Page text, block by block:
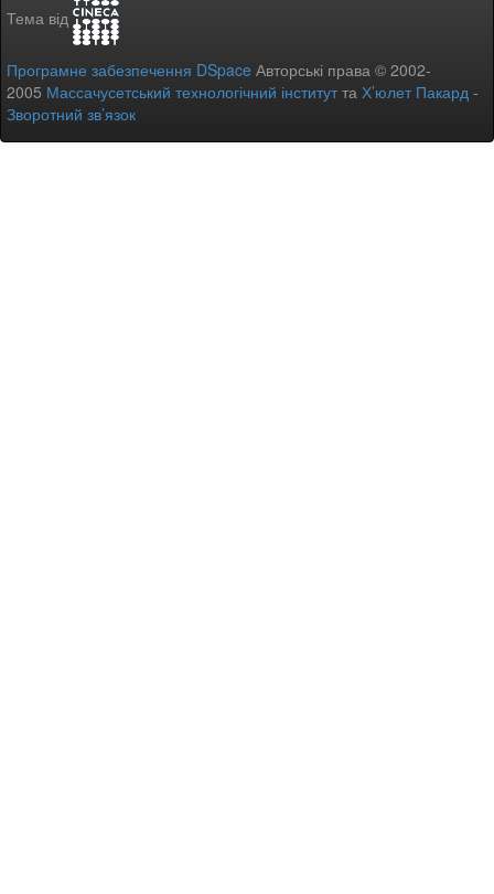
Тема від
Програмне забезпечення DSpace Авторські права © 2002-
2005 Массачусетський технологічний інститутта Х’юлет Пакард -
Зворотний зв’язок